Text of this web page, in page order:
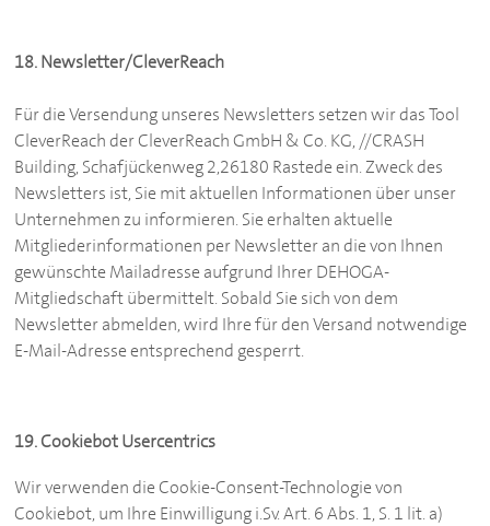
18. Newsletter/CleverReach
Für die Versendung unseres Newsletters setzen wir das Tool
CleverReach der CleverReach GmbH & Co. KG, //CRASH
Building, Schafjückenweg 2,26180 Rastede ein. Zweck des
Newsletters ist, Sie mit aktuellen Informationen über unser
Unternehmen zu informieren. Sie erhalten aktuelle
Mitgliederinformationen per Newsletter an die von Ihnen
gewünschte Mailadresse aufgrund IhrerDEHOGA-
Mitgliedschaft übermittelt. Sobald Sie sich von dem
Newsletter abmelden, wird Ihre für den Versand notwendige
E-Mail-Adresse entsprechend gesperrt.
19. Cookiebot Usercentrics
Wir verwenden die Cookie-Consent-Technologie von
Cookiebot, um Ihre Einwilligung i.Sv. Art. 6 Abs. 1, S. 1 lit. a)